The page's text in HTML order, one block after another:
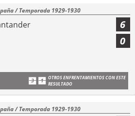
/ Temporada 1929-1930
6
0
OTROS ENFRENTAMIENTOS CON ESTE
RESULTADO
/ Temporada 1929-1930